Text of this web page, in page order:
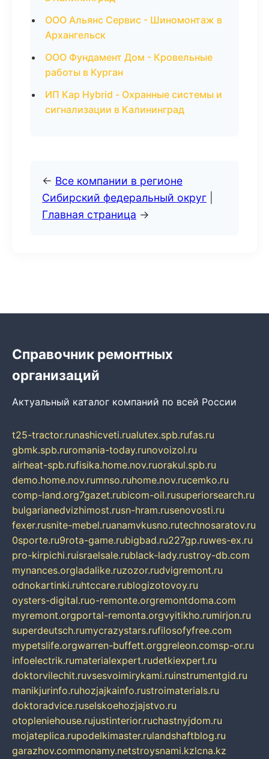
ООО Альянс Сервис - Шиномонтаж в
Архангельск
ООО Фундамент Дом - Кровельные
работы в Курган
ИП Кар Hybrid - Охранные системы и
сигнализации в Калининград
← Все компании в регионе
Сибирский федеральный округ
Главная страница →
Справочник ремонтных
организаций
Актуальный каталог компаний по всей России
t25-tractor.runashicveti.rualutex.spb.rufas.ru
gbmk.spb.ruromania-today.runovoizol.ru
airheat-spb.rufisika.home.nov.ruorakul.spb.ru
demo.home.nov.rumnso.ruhome.nov.rucemko.ru
comp-land.org7gazet.rubicom-oil.rusuperiorsearch.ru
bulgarianedvizhimost.rusn-hram.rusenovosti.ru
fexer.rusnite-mebel.ruanamvkusno.rutechnosaratov.ru
0sporte.ru9rota-game.rubigbad.ru227gp.ruwes-ex.ru
pro-kirpichi.ruisraelsale.rublack-lady.rustroy-db.com
mynances.orgladalike.ruzozor.rudvigremont.ru
odnokartinki.ruhtccare.rublogizotovoy.ru
oysters-digital.ruo-remonte.orgremontdoma.com
myremont.orgportal-remonta.orgvyitikho.rumirjon.ru
superdeutsch.rumycrazystars.rufilosofyfree.com
mypetslife.orgwarren-buffett.orggreleon.comsp-or.ru
infoelectrik.rumaterialexpert.rudetkiexpert.ru
doktorvilechit.ruvsesvoimirykami.ruinstrumentgid.ru
manikjurinfo.ruhozjajkainfo.rustroimaterials.ru
doktoradvice.ruselskoehozjajstvo.ru
otopleniehouse.rujustinterior.ruchastnyjdom.ru
mojateplica.rupodelkimaster.rulandshaftblog.ru
garazhov.commonamy.netstroysnami.kzlcna.kz